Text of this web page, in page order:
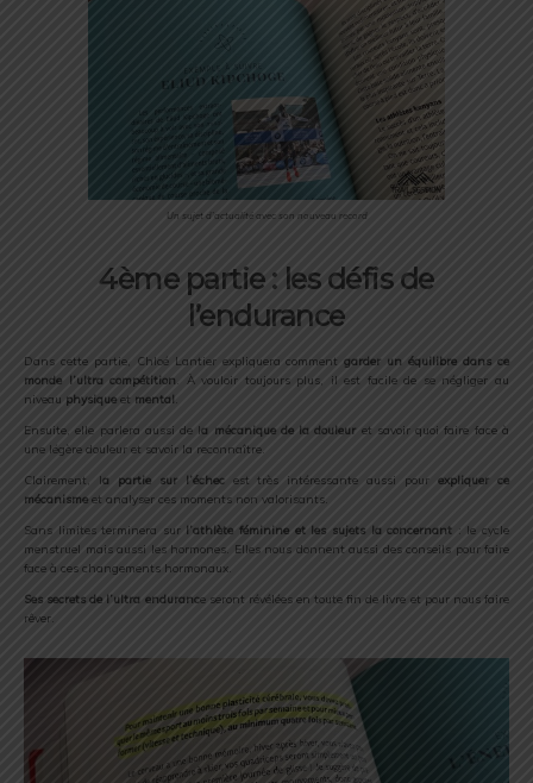
Un sujet d’actualité avec son nouveau record
4ème partie : les défis de
l’endurance
Dans cette partie, Chloé Lantier expliquera commentgarder un équilibre dans ce
monde l’ultra compétition . À vouloir toujours plus, il est facile de se négliger au
niveau physique et mental .
Ensuite, elle parlera aussi de la mécanique de la douleur et savoir quoi faire face à
une légère douleur et savoir la reconnaître.
Clairement, la partie sur l’échec est très intéressante aussi pourexpliquer ce
mécanisme et analyser ces moments non valorisants.
Sans limites terminera sur
l’athlète féminine et les sujets la concernant : le cycle
menstruel mais aussi les hormones. Elles nous donnent aussi des conseils pour faire
face à ces changements hormonaux.
Ses secrets de l’ultra endurance seront révélées en toute fin de livre et pour nous faire
rêver.